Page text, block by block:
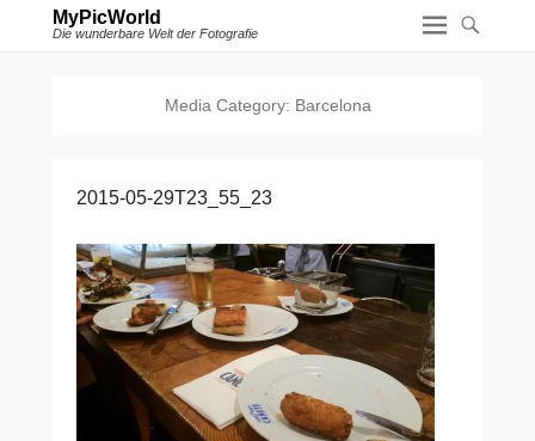
MyPicWorld
Die wunderbare Welt der Fotografie
Media Category: Barcelona
2015-05-29T23_55_23